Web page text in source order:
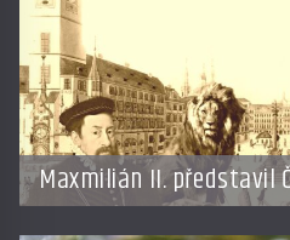
Maxmilián II. představil